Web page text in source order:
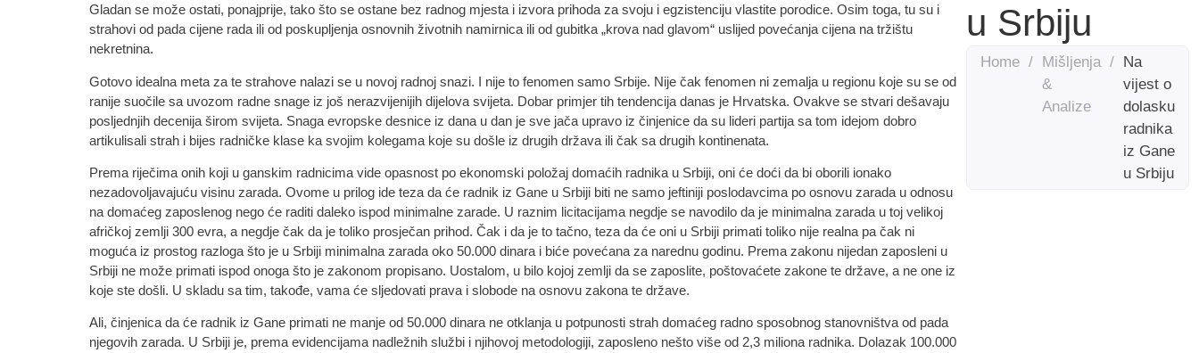
Gladan se može ostati, ponajprije, tako što se ostane bez radnog mjesta i izvora prihoda za svoju i egzistenciju vlastite porodice. Osim toga, tu su i
strahovi od pada cijene rada ili od poskupljenja osnovnih životnih namirnica ili od gubitka „krova nad glavom“ uslijed povećanja cijena na tržištu
nekretnina.
Gotovo idealna meta za te strahove nalazi se u novoj radnoj snazi. I nije to fenomen samo Srbije. Nije čak fenomen ni zemalja u regionu koje su se od
ranije suočile sa uvozom radne snage iz još nerazvijenijih dijelova svijeta. Dobar primjer tih tendencija danas je Hrvatska. Ovakve se stvari dešavaju
posljednjih decenija širom svijeta. Snaga evropske desnice iz dana u dan je sve jača upravo iz činjenice da su lideri partija sa tom idejom dobro
artikulisali strah i bijes radničke klase ka svojim kolegama koje su došle iz drugih država ili čak sa drugih kontinenata.
Prema riječima onih koji u ganskim radnicima vide opasnost po ekonomski položaj domaćih radnika u Srbiji, oni će doći da bi oborili ionako
nezadovoljavajuću visinu zarada. Ovome u prilog ide teza da će radnik iz Gane u Srbiji biti ne samo jeftiniji poslodavcima po osnovu zarada u odnosu
na domaćeg zaposlenog nego će raditi daleko ispod minimalne zarade. U raznim licitacijama negdje se navodilo da je minimalna zarada u toj velikoj
afričkoj zemlji 300 evra, a negdje čak da je toliko prosječan prihod. Čak i da je to tačno, teza da će oni u Srbiji primati toliko nije realna pa čak ni
moguća iz prostog razloga što je u Srbiji minimalna zarada oko 50.000 dinara i biće povećana za narednu godinu. Prema zakonu nijedan zaposleni u
Srbiji ne može primati ispod onoga što je zakonom propisano. Uostalom, u bilo kojoj zemlji da se zaposlite, poštovaćete zakone te države, a ne one iz
koje ste došli. U skladu sa tim, takođe, vama će sljedovati prava i slobode na osnovu zakona te države.
Ali, činjenica da će radnik iz Gane primati ne manje od 50.000 dinara ne otklanja u potpunosti strah domaćeg radno sposobnog stanovništva od pada
njegovih zarada. U Srbiji je, prema evidencijama nadležnih službi i njihovoj metodologiji, zaposleno nešto više od 2,3 miliona radnika. Dolazak 100.000
u Srbiju
Home / Mišljenja
&
Analize
/ Na
vijest o
dolasku
radnika
iz Gane
u Srbiju